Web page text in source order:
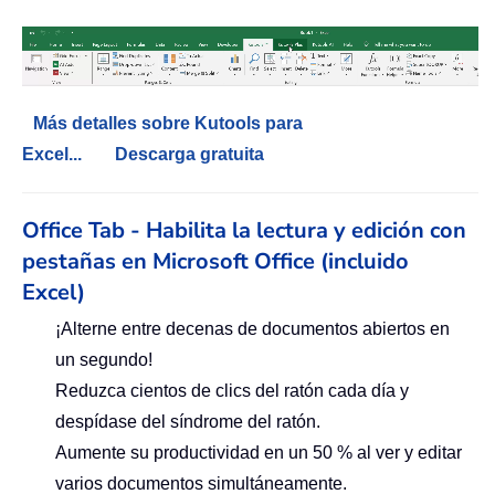
Más detalles sobre Kutools para
Excel...
Descarga gratuita
Office Tab - Habilita la lectura y edición con
pestañas en Microsoft Office (incluido
Excel)
¡Alterne entre decenas de documentos abiertos en
un segundo!
Reduzca cientos de clics del ratón cada día y
despídase del síndrome del ratón.
Aumente su productividad en un 50 % al ver y editar
varios documentos simultáneamente.